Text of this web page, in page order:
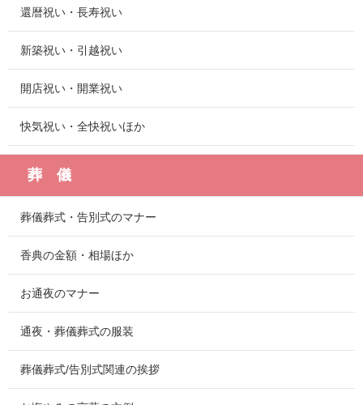
還暦祝い・長寿祝い
新築祝い・引越祝い
開店祝い・開業祝い
快気祝い・全快祝いほか
葬 儀
葬儀葬式・告別式のマナー
香典の金額・相場ほか
お通夜のマナー
通夜・葬儀葬式の服装
葬儀葬式/告別式関連の挨拶